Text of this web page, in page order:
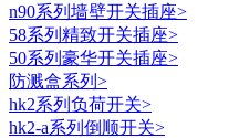
n90系列墙壁开关插座>
58系列精致开关插座>
50系列豪华开关插座>
防溅盒系列 >
hk2系列负荷开关>
hk2-a系列倒顺开关>